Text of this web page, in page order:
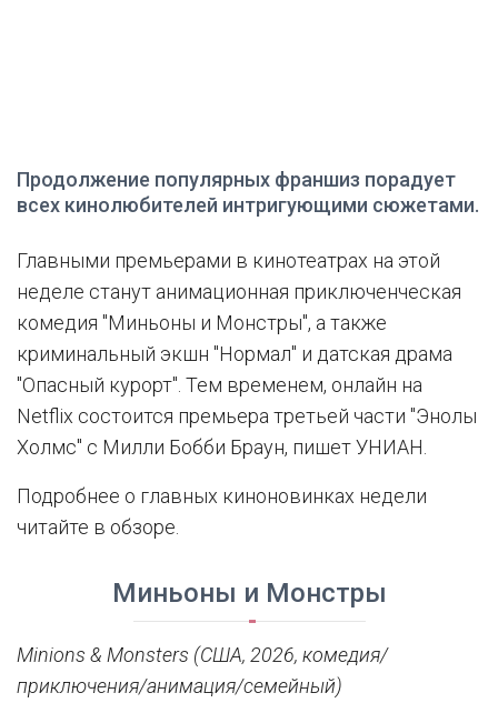
Продолжение популярных франшиз порадует
всех кинолюбителей интригующими сюжетами.
Главными премьерами в кинотеатрах на этой
неделе станут анимационная приключенческая
комедия "Миньоны и Монстры", а также
криминальный экшн "Нормал" и датская драма
"Опасный курорт". Тем временем, онлайн на
Netflix состоится премьера третьей части "Энолы
Холмс" с Милли Бобби Браун, пишет УНИАН.
Подробнее о главных киноновинках недели
читайте в обзоре.
Миньоны и Монстры
Minions & Monsters (США, 2026, комедия/
приключения/анимация/семейный)